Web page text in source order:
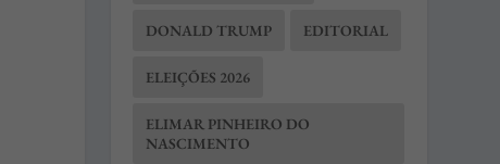
DONALD TRUMP EDITORIAL
ELEIÇÕES 2026
ELIMAR PINHEIRO DO
NASCIMENTO